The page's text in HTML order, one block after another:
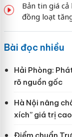
Bản tin giá
đồng loạt
Bài đọc nhiều
Hải Phòng:
rõ nguồn gốc
Hà Nội nâng
xích” giá trị cao